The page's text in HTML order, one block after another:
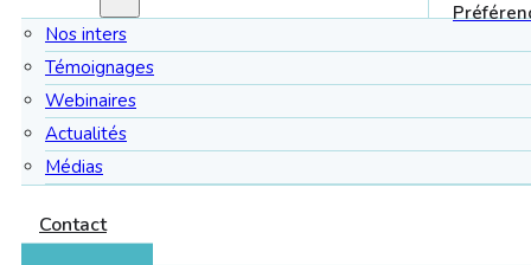
Nos inters
Témoignages
Webinaires
Actualités
Médias
Contact
Perspectives & projets à venir